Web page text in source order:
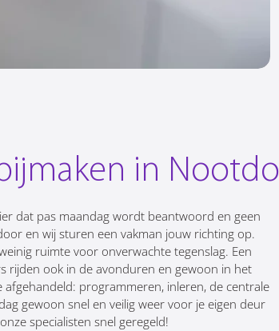
in
dat pas maandag wordt beantwoord en geen
en wij sturen een vakman jouw richting op.
ruimte voor onverwachte tegenslag. Een
rijden ook in de avonduren en gewoon in het
programmeren, inleren, de centrale
gewoon snel en veilig weer voor je eigen deur
specialisten snel geregeld!